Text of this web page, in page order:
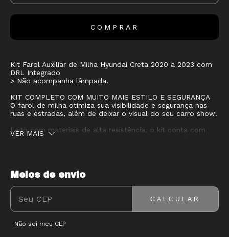
Kit Farol Auxiliar de Milha Hyundai Creta 2020 a 2023 com
DRL Integrado
> Não acompanha lâmpada.
KIT COMPLETO COM MUITO MAIS ESTILO E SEGURANÇA
O farol de milha otimiza sua visibilidade e segurança nas
ruas e estradas, além de deixar o visual do seu carro show!
Feito com materiais de alta resistência, o kit conta com
lente em policarbonato transparente e carcaça reforçada
A lente lisa garante iluminação uniforme, enquanto a
carcaça protege tudo e ainda ajuda no resfriamento. O DRL
integrado nas molduras oferece uma iluminação diurna
extra e ainda mais sofisticação para o visual frontal do
veículo.
Mais segurança pra você, mais presença pro seu SUV.
VER MAIS
ENTREGAS PARA O CEP:
Meios de envio
CALCULAR
Não sei meu CEP